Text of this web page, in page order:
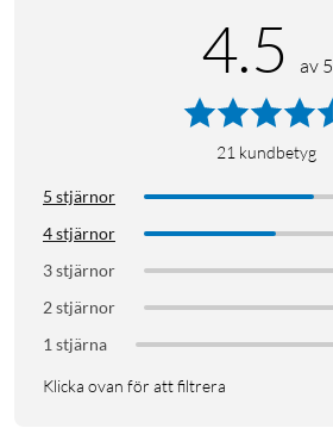
4.5 av 5
21 kundbetyg
5 stjärnor
4 stjärnor
3 stjärnor
2 stjärnor
1 stjärna
Klicka ovan för att filtrera